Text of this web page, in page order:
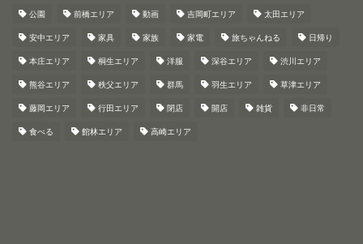
公園 前橋エリア 動画 吉岡町エリア 太田エリア
安中エリア 家具 家族 家電 旅ちゃんねる 日帰り
本庄エリア 桐生エリア 洋服 深谷エリア 渋川エリア
熊谷エリア 秩父エリア 群馬 羽生エリア 草津エリア
藤岡エリア 行田エリア 閉店 開店 雑貨 非日常
食べる 館林エリア 高崎エリア